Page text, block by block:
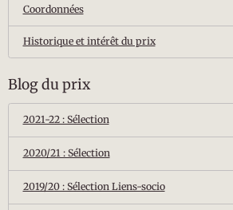
Coordonnées
Historique et intérêt du prix
Blog du prix
2021-22 : Sélection
2020/21 : Sélection
2019/20 : Sélection Liens-socio